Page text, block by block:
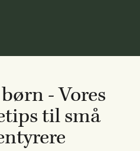
- Vores
til små